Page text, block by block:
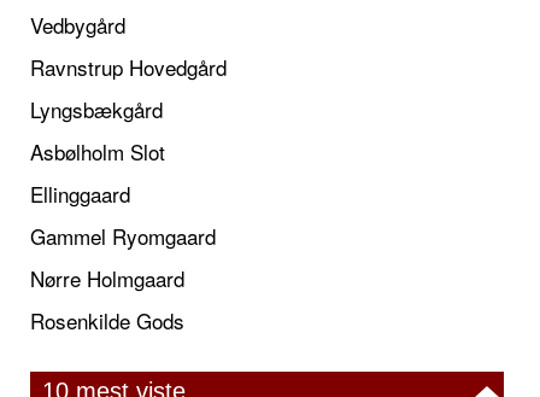
Vedbygård
Ravnstrup Hovedgård
Lyngsbækgård
Asbølholm Slot
Ellinggaard
Gammel Ryomgaard
Nørre Holmgaard
Rosenkilde Gods
10 mest viste